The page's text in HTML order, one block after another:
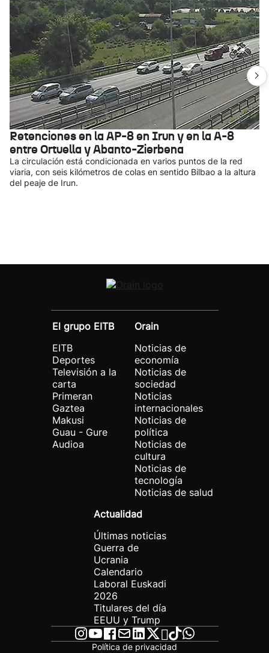
Retenciones en la AP-8 en Irun y en la A-8
entre Ortuella y Abanto-Zierbena
La circulación está condicionada en varios puntos de la red
viaria, con seis kilómetros de colas en sentido Bilbao a la altura
del peaje de Irun.
El grupo EITB
EITB
Deportes
Televisión a la
carta
Primeran
Gaztea
Makusi
Guau - Gure
Audioa
Orain
Noticias de
economía
Noticias de
sociedad
Noticias
internacionales
Noticias de
política
Noticias de
cultura
Noticias de
tecnología
Noticias de salud
Actualidad
Últimas noticias
Guerra de
Ucrania
Calendario
Laboral Euskadi
2026
Titulares del día
EEUU y Trump
Política de privacidad